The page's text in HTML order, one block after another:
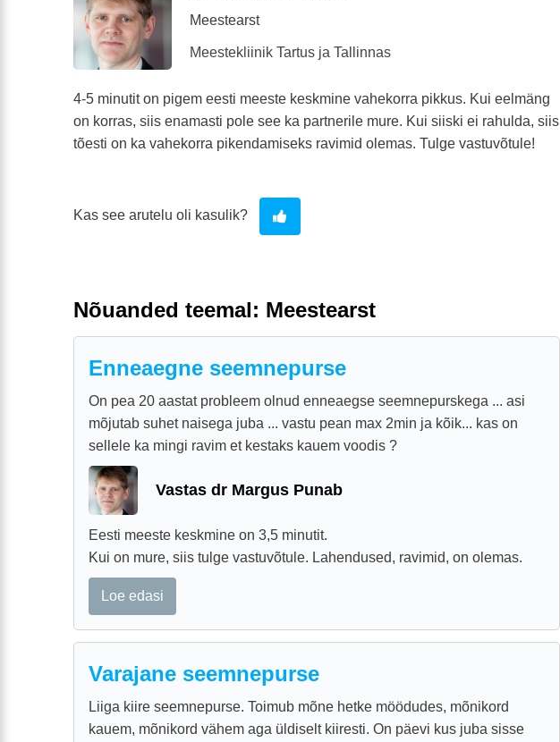
Meestearst
Meestekliinik Tartus ja Tallinnas
4-5 minutit on pigem eesti meeste keskmine vahekorra pikkus. Kui eelmäng
on korras, siis enamasti pole see ka partnerile mure. Kui siiski ei rahulda, siis
tõesti on ka vahekorra pikendamiseks ravimid olemas. Tulge vastuvõtule!
Kas see arutelu oli kasulik?
Nõuanded teemal: Meestearst
Enneaegne seemnepurse
On pea 20 aastat probleem olnud enneaegse seemnepurskega ... asi
mõjutab suhet naisega juba ... vastu pean max 2min ja kõik... kas on
sellele ka mingi ravim et kestaks kauem voodis ?
Vastas dr Margus Punab
Eesti meeste keskmine on 3,5 minutit.
Kui on mure, siis tulge vastuvõtule. Lahendused, ravimid, on olemas.
Loe edasi
Varajane seemnepurse
Liiga kiire seemnepurse. Toimub mõne hetke möödudes, mõnikord
kauem, mõnikord vähem aga üldiselt kiiresti. On päevi kus juba sisse